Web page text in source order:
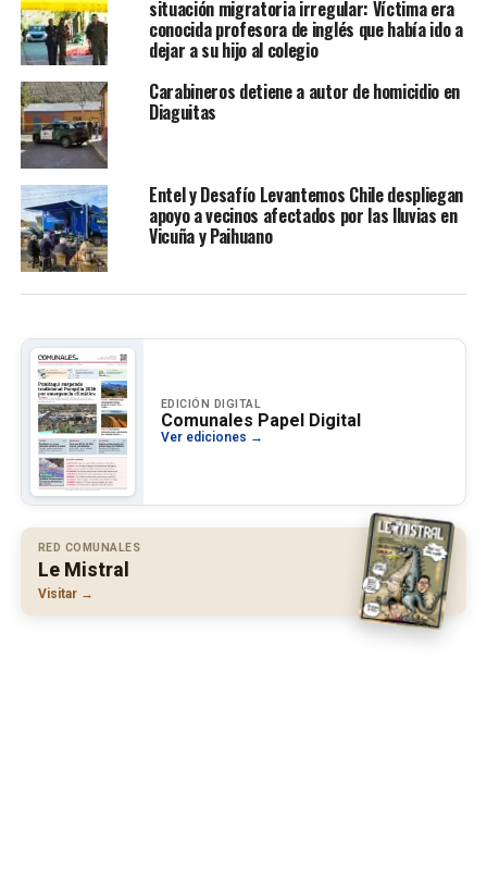
situación migratoria irregular: Víctima era
conocida profesora de inglés que había ido a
dejar a su hijo al colegio
Carabineros detiene a autor de homicidio en
Diaguitas
Entel y Desafío Levantemos Chile despliegan
apoyo a vecinos afectados por las lluvias en
Vicuña y Paihuano
EDICIÓN DIGITAL
Comunales Papel Digital
Ver ediciones →
RED COMUNALES
Le Mistral
Visitar →